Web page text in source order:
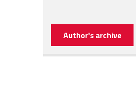
Author's archive